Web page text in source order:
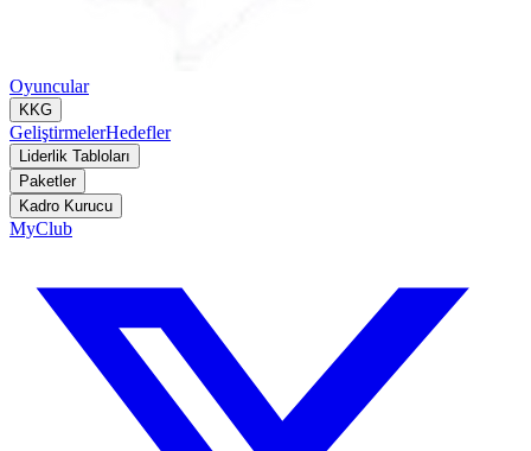
Oyuncular
KKG
GeliştirmelerHedefler
Liderlik Tabloları
Paketler
Kadro Kurucu
MyClub